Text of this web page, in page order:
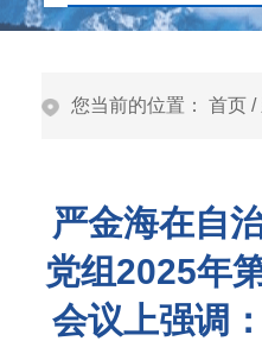
您当前的位置： 首页 /
严金海在自
党组2025年
会议上强调